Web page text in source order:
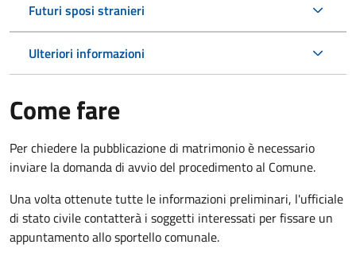
Futuri sposi stranieri
Ulteriori informazioni
Come fare
Per chiedere la pubblicazione di matrimonio è necessario
inviare la domanda di avvio del procedimento al Comune.
Una volta ottenute tutte le informazioni preliminari, l'ufficiale
di stato civile contatterà i soggetti interessati per fissare un
appuntamento allo sportello comunale.